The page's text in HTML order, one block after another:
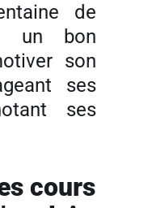
de
un bon
son
ses
ses
cours